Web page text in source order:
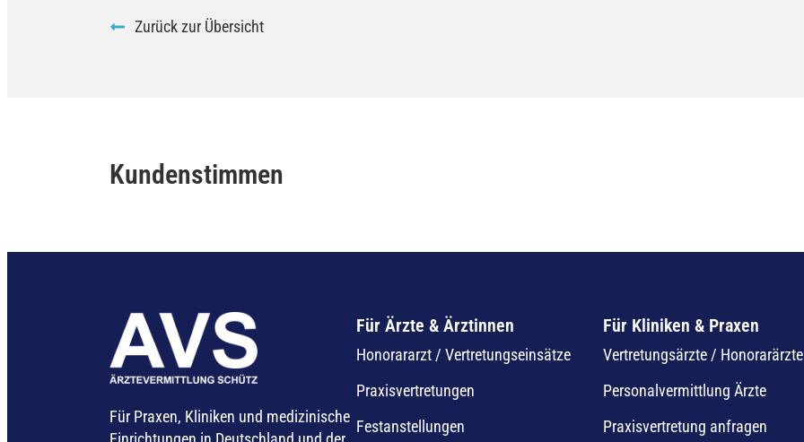
Zurück zur Übersicht
Kundenstimmen
Für Praxen, Kliniken und medizinische
Für Ärzte & Ärztinnen
Honorararzt / Vertretungseinsätze
Praxisvertretungen
Festanstellungen
Für Kliniken & Praxen
Vertretungsärzte / Honorarärzte
Personalvermittlung Ärzte
Praxisvertretung anfragen